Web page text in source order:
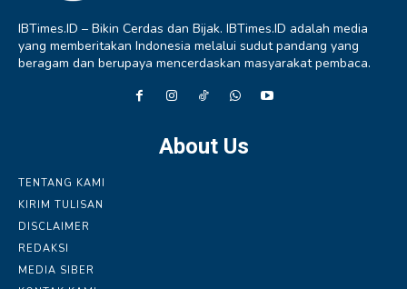
IBTimes.ID – Bikin Cerdas dan Bijak. IBTimes.ID adalah media
yang memberitakan Indonesia melalui sudut pandang yang
beragam dan berupaya mencerdaskan masyarakat pembaca.
About Us
TENTANG KAMI
KIRIM TULISAN
DISCLAIMER
REDAKSI
MEDIA SIBER